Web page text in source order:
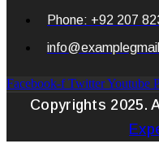
Phone: +92 207
Facebook-f TwitterYoutube
Copyrights 2025.